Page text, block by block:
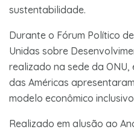
sustentabilidade.
Durante o Fórum Político
Unidas sobre
realizado na sede da ONU,
das Américas
modelo econômico
Realizado em alusão ao